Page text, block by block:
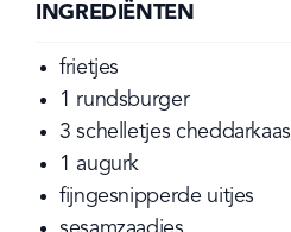
INGREDIËNTEN
frietjes
1 rundsburger
3 schelletjes cheddarkaas
1 augurk
fijngesnipperde uitjes